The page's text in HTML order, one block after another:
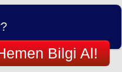
Bilgi Al!